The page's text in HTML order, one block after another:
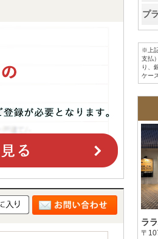
プ
※上
支払
り、
ケー
ラ
〒